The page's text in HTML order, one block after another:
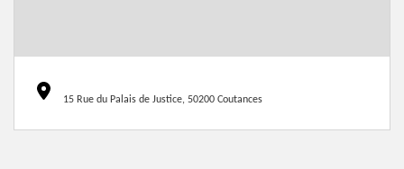
15 Rue du Palais de Justice, 50200 Coutances